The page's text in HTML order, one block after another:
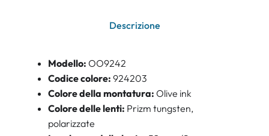
Descrizione
Modello: OO9242
Codice colore: 924203
Colore della montatura: Olive ink
Colore delle lenti: Prizm tungsten,
polarizzate